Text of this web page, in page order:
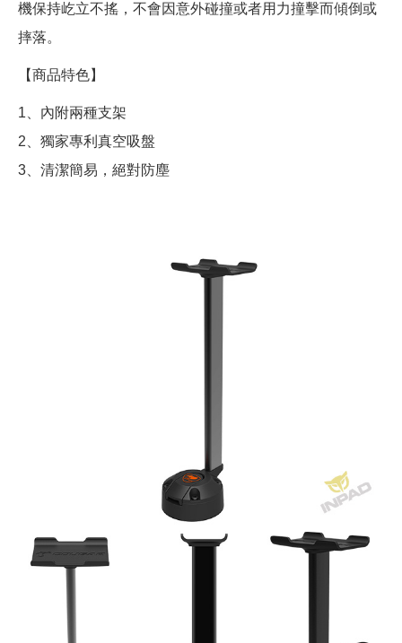
機保持屹立不搖，不會因意外碰撞或者用力撞擊而傾倒或
摔落。
【商品特色】
1、內附兩種支架
2、獨家專利真空吸盤
3、清潔簡易，絕對防塵